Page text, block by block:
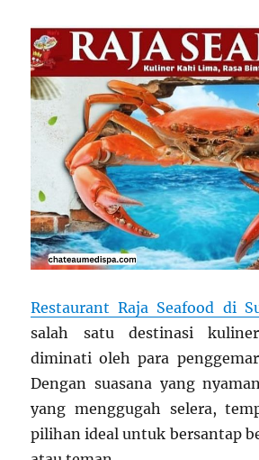
Restaurant Raja Seafood di
salah satu destinasi
diminati oleh para
Dengan suasana yang
yang menggugah selera,
pilihan ideal untuk bersantap